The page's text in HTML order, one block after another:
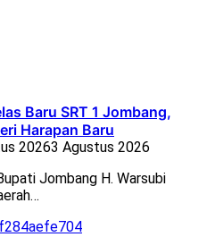
Baru SRT 1 Jombang,
Harapan Baru
20263 Agustus 2026
Jombang H. Warsubi